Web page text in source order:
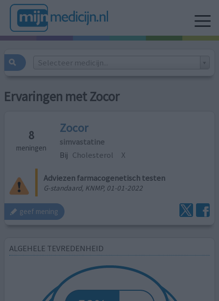
Selecteer medicijn...
Ervaringen met Zocor
8
meningen
Zocor
simvastatine
Bij Cholesterol X
Adviezen farmacogenetisch testen
G-standaard, KNMP, 01-01-2022
geef mening
ALGEHELE TEVREDENHEID